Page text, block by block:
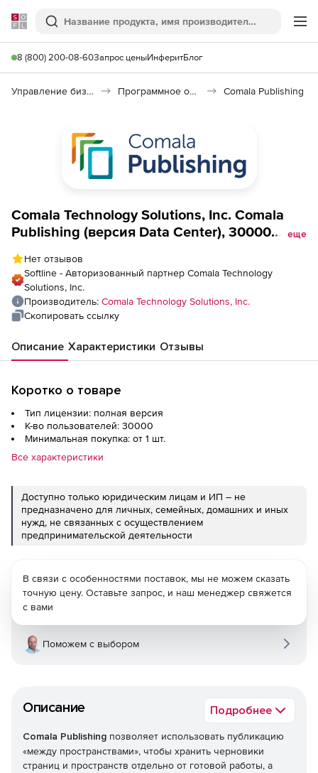
Softline
Поиск
8 (800) 200-08-60Запрос ценыИнферитБлог
Управление бизнесом, CRM/ERP Программное обеспечение для управления бизнесом Comala Publishing
Comala Technology Solutions, Inc. Comala
Publishing (версия Data Center), 30000
еще
Нет отзывов
Softline - Авторизованный партнер Comala Technology
Solutions, Inc.
Производитель: Comala Technology Solutions, Inc.
Скопировать ссылку
Описание Характеристики Отзывы
Коротко о товаре
Тип лицензии: полная версия
К-во пользователей: 30000
Минимальная покупка: от 1 шт.
Все характеристики
Доступно только юридическим лицам и ИП – не
предназначено для личных, семейных, домашних и иных
нужд, не связанных с осуществлением
предпринимательской деятельности
Описание Подробнее
Comala Publishing позволяет использовать публикацию
«между пространствами», чтобы хранить черновики
страниц и пространств отдельно от готовой работы, а
В связи с особенностями поставок, мы не можем сказать
точную цену. Оставьте запрос, и наш менеджер свяжется
с вами
Поможем с выбором